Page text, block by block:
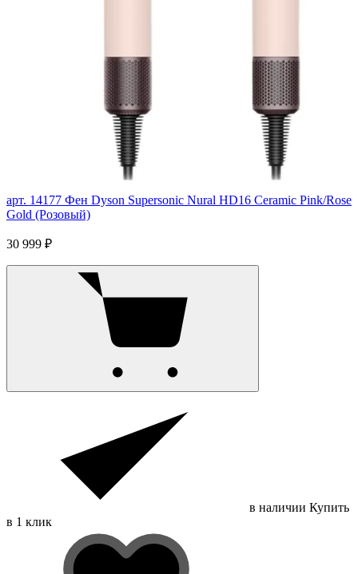
арт. 14177 Фен Dyson Supersonic Nural HD16 Ceramic Pink/Rose
Gold (Розовый)
30 999 ₽
в наличии Купить
в 1 клик